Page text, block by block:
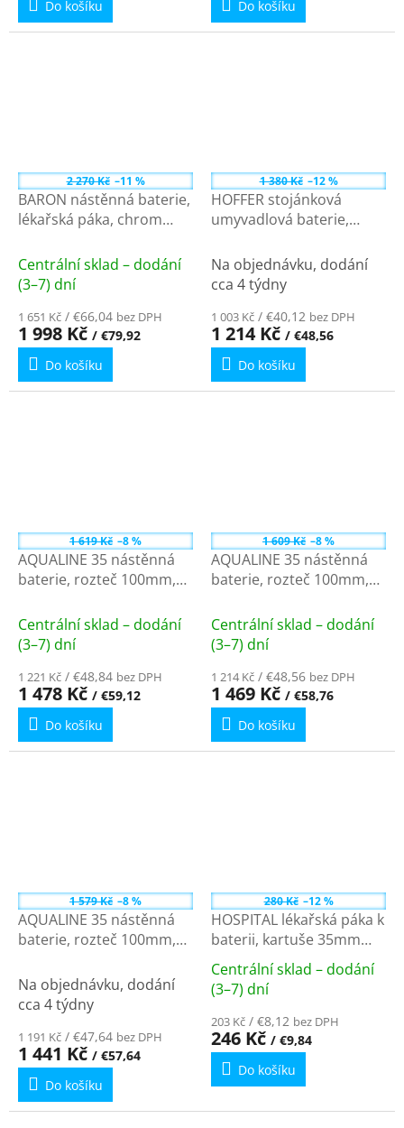
Do košíku Do košíku
2 270 Kč –11 %
BARON nástěnná baterie,
lékařská páka, chrom
Centrální sklad – dodání
(3–7) dní
1 651 Kč / €66,04 bez DPH
1 998 Kč / €79,92
Do košíku
1 380 Kč –12 %
HOFFER stojánková
umyvadlová baterie,
páka, chrom 424.004.1
Na objednávku, dodání
cca 4 týdny
1 003 Kč / €40,12 bez DPH
1 214 Kč / €48,56
Do košíku
1 619 Kč –8 %
AQUALINE 35 nástěnná
baterie, rozteč 100mm,
ploché zvýšené, 220mm,
chrom 52044
Centrální sklad – dodání
(3–7) dní
1 221 Kč / €48,84 bez DPH
1 478 Kč / €59,12
Do košíku
1 609 Kč –8 %
AQUALINE 35 nástěnná
baterie, rozteč 100mm,
ploché, 220mm, chrom
52024
Centrální sklad – dodání
(3–7) dní
1 214 Kč / €48,56 bez DPH
1 469 Kč / €58,76
Do košíku
1 579 Kč –8 %
AQUALINE 35 nástěnná
baterie, rozteč 100mm,
177mm, chrom 52234
Na objednávku, dodání
cca 4 týdny
1 191 Kč / €47,64 bez DPH
1 441 Kč / €57,64
Do košíku
280 Kč –12 %
HOSPITAL lékařská páka k
baterii, kartuše 35mm
MP35
Průměrné
hodnocení
produktu
je
5,0
z
Centrální sklad – dodání
(3–7) dní
203 Kč / €8,12 bez DPH
246 Kč / €9,84
Do košíku